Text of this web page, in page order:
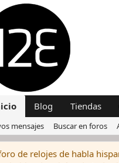
Blog Tiendas
mensajes Buscar en foros
de relojes de habla